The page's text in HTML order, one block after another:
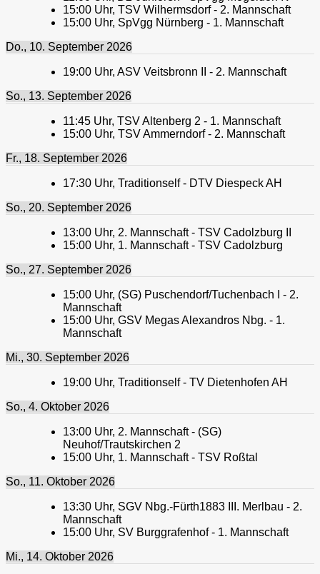
15:00 Uhr, TSV Wilhermsdorf - 2. Mannschaft
15:00 Uhr, SpVgg Nürnberg - 1. Mannschaft
Do., 10. September 2026
19:00 Uhr, ASV Veitsbronn II - 2. Mannschaft
So., 13. September 2026
11:45 Uhr, TSV Altenberg 2 - 1. Mannschaft
15:00 Uhr, TSV Ammerndorf - 2. Mannschaft
Fr., 18. September 2026
17:30 Uhr, Traditionself - DTV Diespeck AH
So., 20. September 2026
13:00 Uhr, 2. Mannschaft - TSV Cadolzburg II
15:00 Uhr, 1. Mannschaft - TSV Cadolzburg
So., 27. September 2026
15:00 Uhr, (SG) Puschendorf/Tuchenbach I - 2.
Mannschaft
15:00 Uhr, GSV Megas Alexandros Nbg. - 1.
Mannschaft
Mi., 30. September 2026
19:00 Uhr, Traditionself - TV Dietenhofen AH
So., 4. Oktober 2026
13:00 Uhr, 2. Mannschaft - (SG)
Neuhof/Trautskirchen 2
15:00 Uhr, 1. Mannschaft - TSV Roßtal
So., 11. Oktober 2026
13:30 Uhr, SGV Nbg.-Fürth1883 III. Merlbau - 2.
Mannschaft
15:00 Uhr, SV Burggrafenhof - 1. Mannschaft
Mi., 14. Oktober 2026